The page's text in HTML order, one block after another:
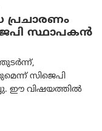
പ്രചാരണം
സ്ഥാപകന്‍
സിജെപി
ഈ വിഷയത്തിൽ